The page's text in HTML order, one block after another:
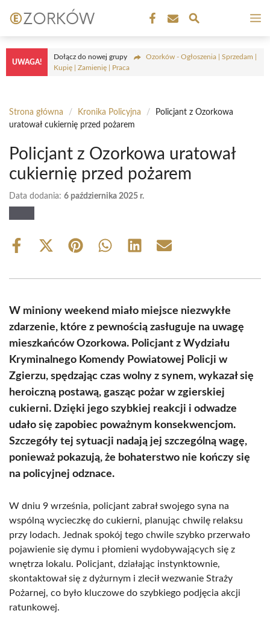
do
treści
UWAGA!
Dołącz do nowej grupy
Ozorków - Ogłoszenia | Sprzedam |
Kupię | Zamienię | Praca
Strona główna / Kronika Policyjna /
Policjant z Ozorkowa
uratował cukiernię przed pożarem
Policjant z Ozorkowa uratował
cukiernię przed pożarem
Data dodania: 6 października 2025 r.
Share
Share
(Twitter)
Share Share Share Share
W miniony weekend miało miejsce niezwykłe
zdarzenie, które z pewnością zasługuje na uwagę
mieszkańców Ozorkowa. Policjant z Wydziału
Kryminalnego Komendy Powiatowej Policji w
Zgierzu, spędzając czas wolny z synem, wykazał się
heroiczną postawą, gasząc pożar w zgierskiej
cukierni. Dzięki jego szybkiej reakcji i odwadze
udało się zapobiec poważnym konsekwencjom.
Szczegóły tej sytuacji nadają jej szczególną wagę,
ponieważ pokazują, że bohaterstwo nie kończy się
na policyjnej odznace.
W dniu 9 września, policjant zabrał swojego syna na
wspólną wycieczkę do cukierni, planując chwilę relaksu
przy lodach. Jednak spokój tego chwile szybko przerwało
pojawienie się dymu i płomieni wydobywających się z
wnętrza lokalu. Policjant, działając instynktownie,
skontaktował się z dyżurnym i zlecił wezwanie Straży
Pożarnej, co było kluczowe do szybkiego podjęcia akcji
ratunkowej.